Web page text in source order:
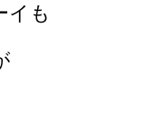
も